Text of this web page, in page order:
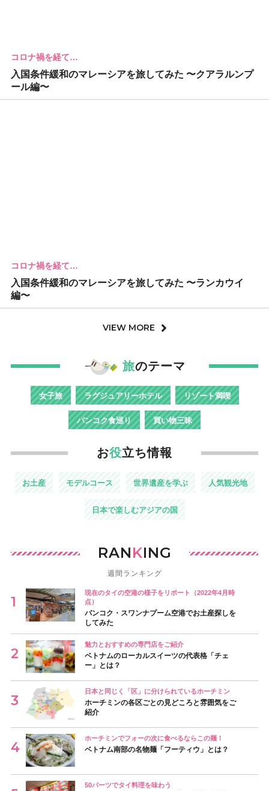
コロナ禍を経て…
入国条件緩和のマレーシアを旅してみた 〜クアラルンプ
ール編〜
コロナ禍を経て…
入国条件緩和のマレーシアを旅してみた 〜ランカウイ
編〜
VIEW MORE
旅のテーマ
女子旅 ラグジュアリーホテル リゾート満喫
バンコク食巡り 買い物三昧
お役立ち情報
お土産 モデルコース 世界遺産を学ぶ 人気観光地
日本で楽しむアジアの国
RANKING
週間ランキング
現在のタイの空港の様子をリポート（2022年4月時
点）
バンコク・スワンナプーム空港でお土産探しを
してみた
魅力とおすすめの専門店をご紹介
ベトナムのローカルスイーツの代表格「チェ
ー」とは？
日本と同じく「区」に分けられているホーチミン
ホーチミンの各区ごとの見どころと雰囲気をご
紹介
ホーチミンでフォーの次に食べるならこの麺！
ベトナム南部の名物麺「フーティウ」とは？
50バーツでタイ料理を味わう